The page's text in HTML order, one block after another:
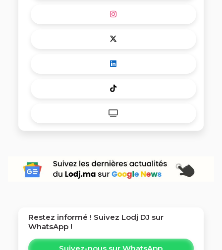
Restez informé ! Suivez Lodj DJ sur
WhatsApp !